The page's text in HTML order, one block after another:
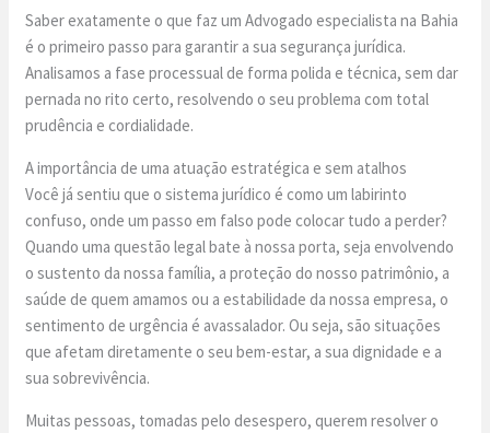
Saber exatamente o que faz um Advogado especialista na Bahia
é o primeiro passo para garantir a sua segurança jurídica.
Analisamos a fase processual de forma polida e técnica, sem dar
pernada no rito certo, resolvendo o seu problema com total
prudência e cordialidade.
A importância de uma atuação estratégica e sem atalhos
Você já sentiu que o sistema jurídico é como um labirinto
confuso, onde um passo em falso pode colocar tudo a perder?
Quando uma questão legal bate à nossa porta, seja envolvendo
o sustento da nossa família, a proteção do nosso patrimônio, a
saúde de quem amamos ou a estabilidade da nossa empresa, o
sentimento de urgência é avassalador. Ou seja, são situações
que afetam diretamente o seu bem-estar, a sua dignidade e a
sua sobrevivência.
Muitas pessoas, tomadas pelo desespero, querem resolver o